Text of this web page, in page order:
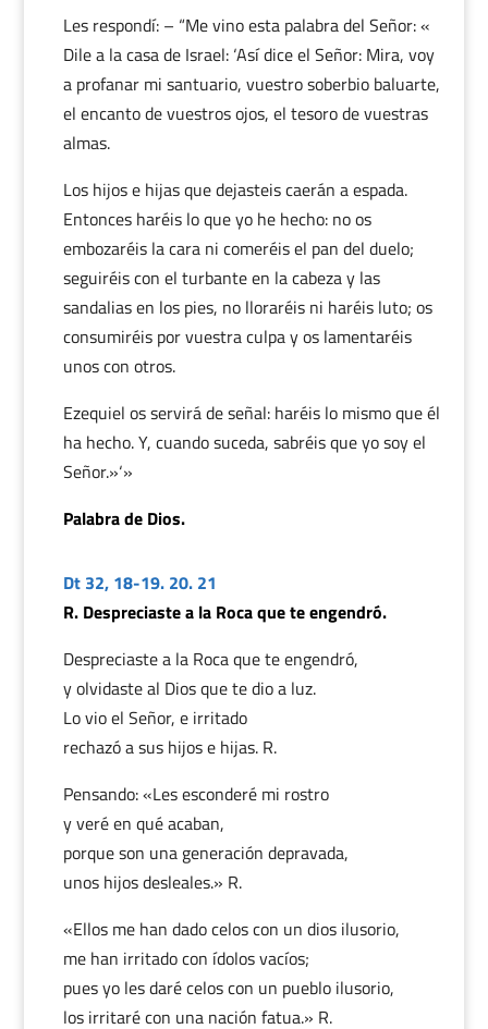
Les respondí: – “Me vino esta palabra del Señor: «
Dile a la casa de Israel: ‘Así dice el Señor: Mira, voy
a profanar mi santuario, vuestro soberbio baluarte,
el encanto de vuestros ojos, el tesoro de vuestras
almas.
Los hijos e hijas que dejasteis caerán a espada.
Entonces haréis lo que yo he hecho: no os
embozaréis la cara ni comeréis el pan del duelo;
seguiréis con el turbante en la cabeza y las
sandalias en los pies, no lloraréis ni haréis luto; os
consumiréis por vuestra culpa y os lamentaréis
unos con otros.
Ezequiel os servirá de señal: haréis lo mismo que él
ha hecho. Y, cuando suceda, sabréis que yo soy el
Señor.»‘»
Palabra de Dios.
Dt 32, 18-19. 20. 21
R. Despreciaste a la Roca que te engendró.
Despreciaste a la Roca que te engendró,
y olvidaste al Dios que te dio a luz.
Lo vio el Señor, e irritado
rechazó a sus hijos e hijas. R.
Pensando: «Les esconderé mi rostro
y veré en qué acaban,
porque son una generación depravada,
unos hijos desleales.» R.
«Ellos me han dado celos con un dios ilusorio,
me han irritado con ídolos vacíos;
pues yo les daré celos con un pueblo ilusorio,
los irritaré con una nación fatua.» R.